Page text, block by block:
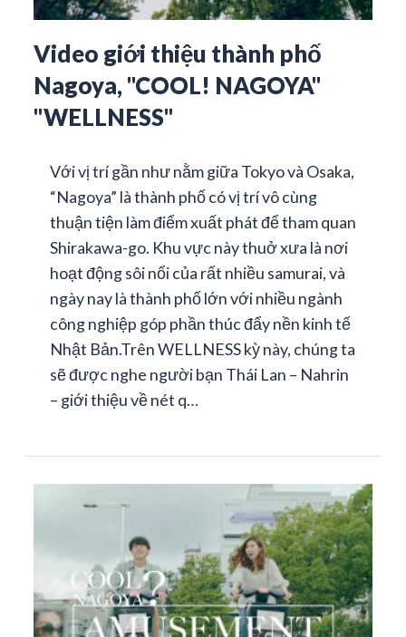
Video giới thiệu thành phố
Nagoya, "COOL! NAGOYA"
"WELLNESS"
Với vị trí gần như nằm giữa Tokyo và Osaka,
“Nagoya” là thành phố có vị trí vô cùng
thuận tiện làm điểm xuất phát để tham quan
Shirakawa-go. Khu vực này thuở xưa là nơi
hoạt động sôi nổi của rất nhiều samurai, và
ngày nay là thành phố lớn với nhiều ngành
công nghiệp góp phần thúc đẩy nền kinh tế
Nhật Bản.Trên WELLNESS kỳ này, chúng ta
sẽ được nghe người bạn Thái Lan – Nahrin
– giới thiệu về nét q…